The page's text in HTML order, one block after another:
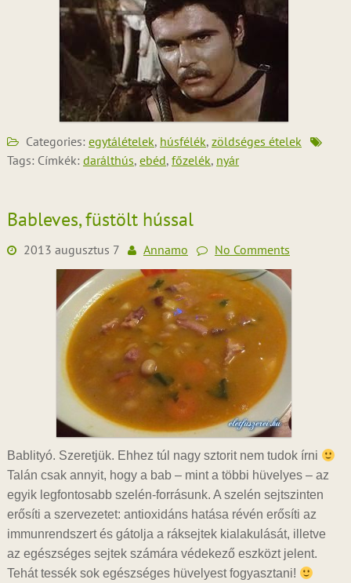
Categories: egytálételek, húsfélék, zöldséges ételek
Tags: Címkék: darálthús, ebéd, főzelék, nyár
Bableves, füstölt hússal
2013 augusztus 7 Annamo No Comments
Bablityó. Szeretjük. Ehhez túl nagy sztorit nem tudok írni
Talán csak annyit, hogy a bab – mint a többi hüvelyes – az
egyik legfontosabb szelén-forrásunk. A szelén sejtszinten
erősíti a szervezetet: antioxidáns hatása révén erősíti az
immunrendszert és gátolja a ráksejtek kialakulását, illetve
az egészséges sejtek számára védekező eszközt jelent.
Tehát tessék sok egészséges hüvelyest fogyasztani!